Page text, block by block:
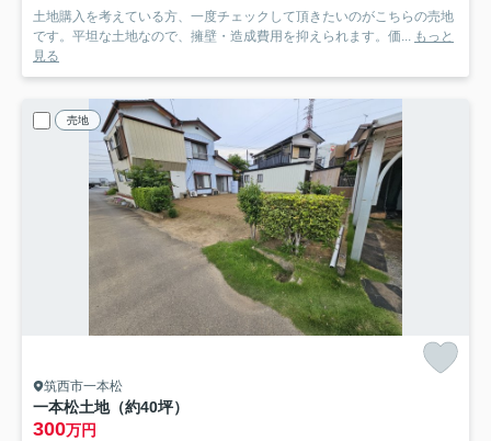
土地購入を考えている方、一度チェックして頂きたいのがこちらの売地
です。平坦な土地なので、擁壁・造成費用を抑えられます。価... もっと
見る
売地
筑西市一本松
一本松土地（約40坪）
300万円